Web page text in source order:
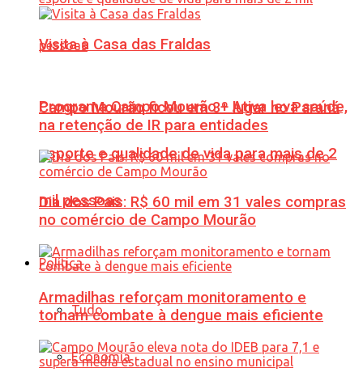
Programa Campo Mourão + Ativa leva saúde,
esporte e qualidade de vida para mais de 2
mil pessoas
Política
Tudo
Economia
Visita à Casa das Fraldas
Campo Mourão ficou em 3º lugar no Paraná
na retenção de IR para entidades
Dia dos Pais: R$ 60 mil em 31 vales compras
no comércio de Campo Mourão
Armadilhas reforçam monitoramento e
tornam combate à dengue mais eficiente